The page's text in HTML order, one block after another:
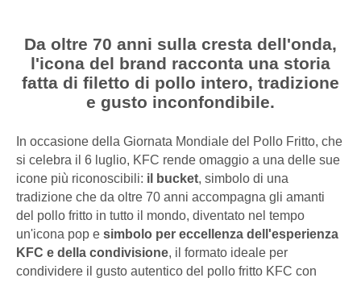
Da oltre 70 anni sulla cresta dell'onda,
l'icona del brand racconta una storia
fatta di filetto di pollo intero, tradizione
e gusto inconfondibile.
In occasione della Giornata Mondiale del Pollo Fritto, che
si celebra il 6 luglio, KFC rende omaggio a una delle sue
icone più riconoscibili: il bucket, simbolo di una
tradizione che da oltre 70 anni accompagna gli amanti
del pollo fritto in tutto il mondo, diventato nel tempo
un'icona pop e simbolo per eccellenza dell'esperienza
KFC e della condivisione, il formato ideale per
condividere il gusto autentico del pollo fritto KFC con